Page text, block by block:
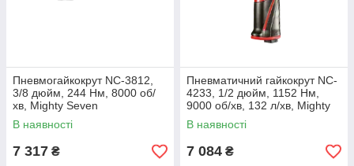
Пневмогайкокрут NC-3812,
3/8 дюйм, 244 Нм, 8000 об/
хв, Mighty Seven
В наявності
7 317 ₴
Пневматичний гайкокрут NC-
4233, 1/2 дюйм, 1152 Нм,
9000 об/хв, 132 л/хв, Mighty
Seven
В наявності
7 084 ₴